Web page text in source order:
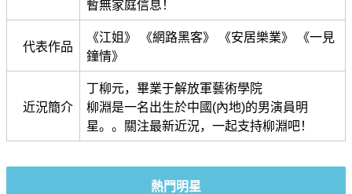
暫無家庭信息！
代表作品
《江姐》 《網路黑客》 《安居樂業》 《一見
鐘情》
近況簡介
丁柳元，畢業于解放軍藝術學院
柳淵是一名出生於中國(內地)的男演員明
星。。關注最新近況，一起支持柳淵吧！
熱門明星